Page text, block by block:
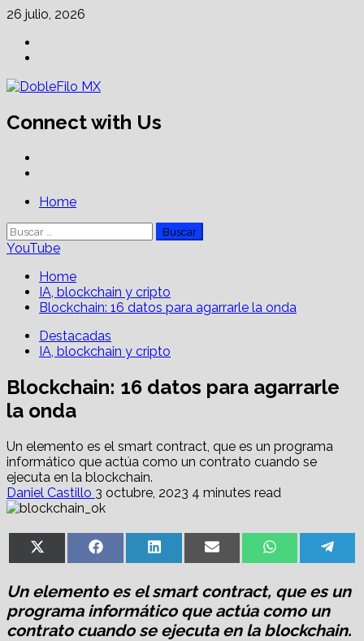
Skip
content
26 julio, 2026
Connect with Us
PrimaryHome
Buscar:
YouTube
Home
IA, blockchain y cripto
Blockchain: 16 datos para agarrarle la onda
Destacadas
IA, blockchain y cripto
Blockchain: 16 datos para agarrarle
la onda
Un elemento es el smart contract, que es un programa
informático que actúa como un contrato cuando se
ejecuta en la blockchain.
Daniel Castillo 3 octubre, 2023 4 minutes read
(Twitter)
Facebook LinkedIn WhatsApp
Un elemento es el smart contract, que es un
programa informático que actúa como un
contrato cuando se ejecuta en la blockchain.